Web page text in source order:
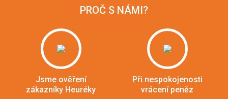
PROČ S NÁMI?
Jsme ověření
zákazníky Heuréky
Při nespokojenosti
vrácení peněz